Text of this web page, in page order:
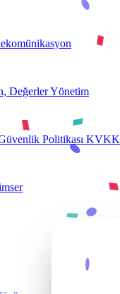
DeğerlerYönetim
Politikası KVKK